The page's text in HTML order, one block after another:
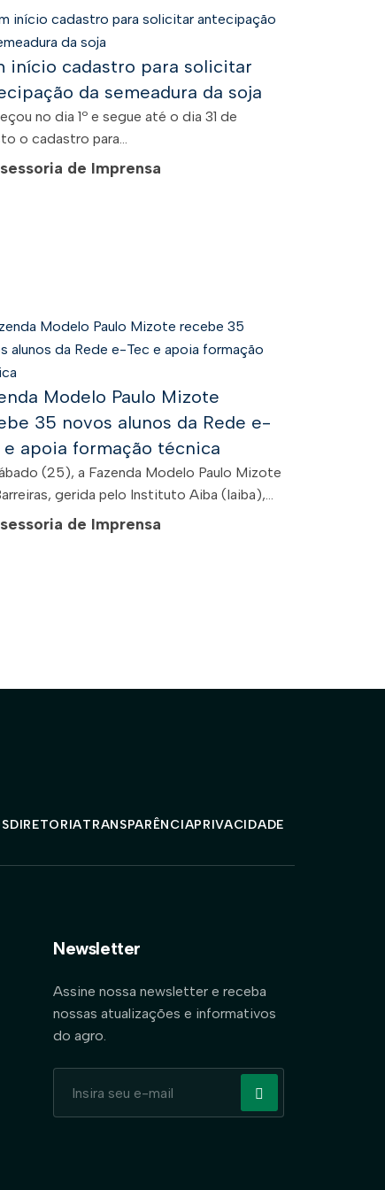
início cadastro para solicitar
da semeadura da soja
no dia 1º e segue até o dia 31 de
o cadastro para...
de Imprensa
Modelo Paulo Mizote
35 novos alunos da Rede e-
e apoia formação técnica
(25), a Fazenda Modelo Paulo Mizote
gerida pelo Instituto Aiba (Iaiba),...
de Imprensa
DIRETORIATRANSPARÊNCIAPRIVACIDADE
Newsletter
Assine nossa newsletter e receba
nossas atualizações e informativos
do agro.